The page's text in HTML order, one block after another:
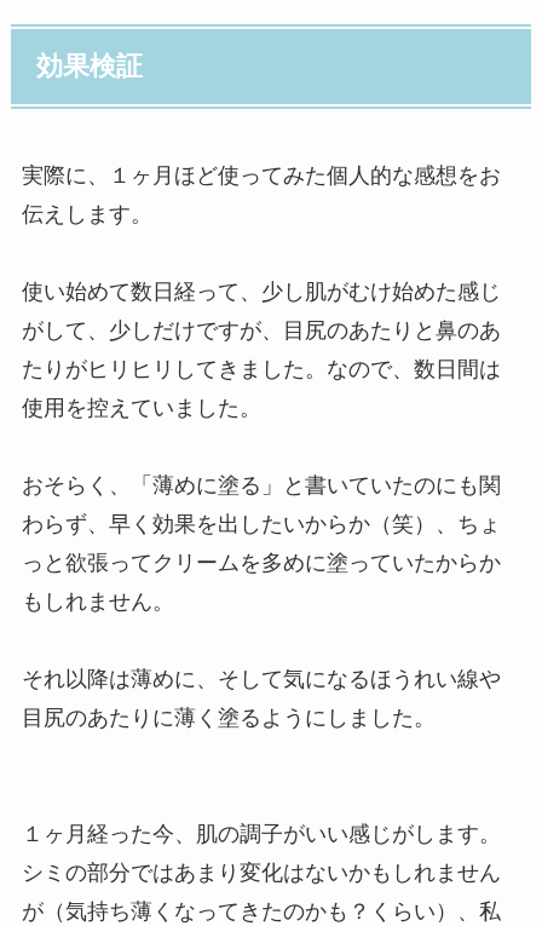
効果検証
実際に、１ヶ月ほど使ってみた個人的な感想をお
伝えします。
使い始めて数日経って、少し肌がむけ始めた感じ
がして、少しだけですが、目尻のあたりと鼻のあ
たりがヒリヒリしてきました。なので、数日間は
使用を控えていました。
おそらく、「薄めに塗る」と書いていたのにも関
わらず、早く効果を出したいからか（笑）、ちょ
っと欲張ってクリームを多めに塗っていたからか
もしれません。
それ以降は薄めに、そして気になるほうれい線や
目尻のあたりに薄く塗るようにしました。
１ヶ月経った今、肌の調子がいい感じがします。
シミの部分ではあまり変化はないかもしれません
が（気持ち薄くなってきたのかも？くらい）、私